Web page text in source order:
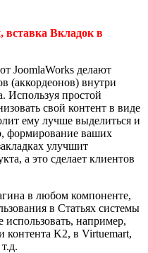
вставка Вкладок в
JoomlaWorks делают
(аккордеонов) внутри
Используя простой
свой контент в виде
ему лучше выделиться и
формирование ваших
улучшит
а это сделает клиентов
в любом компоненте,
в Статьях системы
например,
K2, в Virtuemart,